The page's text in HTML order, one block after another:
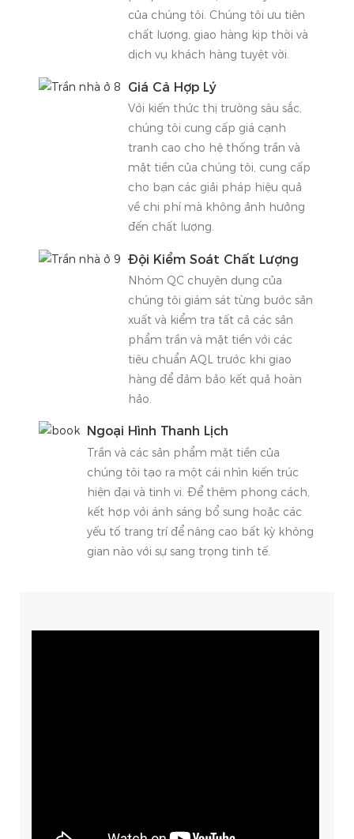
của chúng tôi. Chúng tôi ưu tiên
chất lượng, giao hàng kịp thời và
dịch vụ khách hàng tuyệt vời.
Giá Cả Hợp Lý
Với kiến ​​thức thị trường sâu sắc,
chúng tôi cung cấp giá cạnh
tranh cao cho hệ thống trần và
mặt tiền của chúng tôi, cung cấp
cho bạn các giải pháp hiệu quả
về chi phí mà không ảnh hưởng
đến chất lượng.
Đội Kiểm Soát Chất Lượng
Nhóm QC chuyên dụng của
chúng tôi giám sát từng bước sản
xuất và kiểm tra tất cả các sản
phẩm trần và mặt tiền với các
tiêu chuẩn AQL trước khi giao
hàng để đảm bảo kết quả hoàn
hảo.
Ngoại Hình Thanh Lịch
Trần và các sản phẩm mặt tiền của
chúng tôi tạo ra một cái nhìn kiến ​​trúc
hiện đại và tinh vi. Để thêm phong cách,
kết hợp với ánh sáng bổ sung hoặc các
yếu tố trang trí để nâng cao bất kỳ không
gian nào với sự sang trọng tinh tế.